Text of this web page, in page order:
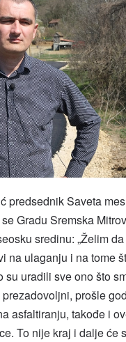
predsednik Saveta
Gradu Sremska
sredinu: „Želim
na ulaganju i na tome
su uradili sve ono što
prošle
asfaltiranju, takođe i
To nije kraj i dalje će